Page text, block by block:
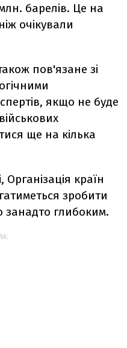
барелів. Це на
очікували
пов'язане зі
якщо не буде
ще на кілька
Організація країн
зробити
занадто глибоким.